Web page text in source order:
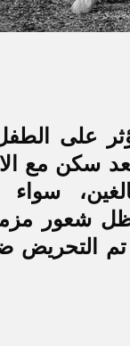
على
سكن مع
سواء
ظل شعور
تم التحريض